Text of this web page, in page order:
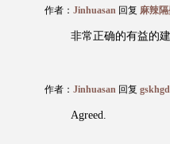
作者： Jinhuasan 回复 麻辣
非常正确的有益的建
作者： Jinhuasan 回复 gskhgd
Agreed.